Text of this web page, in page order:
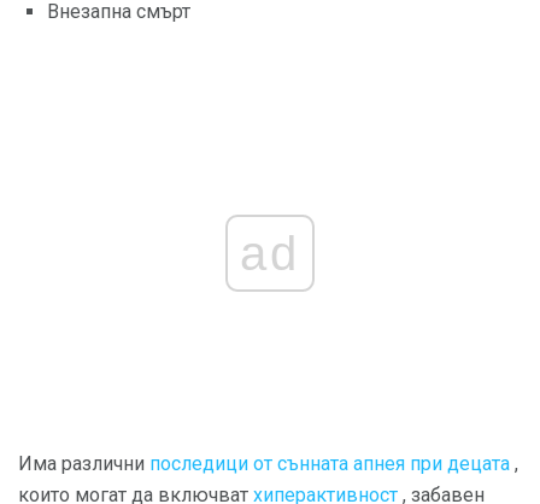
Внезапна смърт
ad
Има различни последици от сънната апнея при децата ,
които могат да включват хиперактивност , забавен